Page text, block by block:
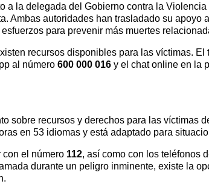
a la delegada del Gobierno contra la
Ambas autoridades han trasladado su
para prevenir más muertes
recursos disponibles para las víctimas.
al número 600 000 016 y el chat online en la
sobre recursos y derechos para las víctimas
en 53 idiomas y está adaptado para
con el número 112, así como con los teléfonos
durante un peligro inminente, existe la